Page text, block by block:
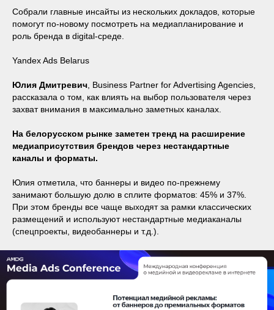
Собрали главные инсайты из нескольких докладов, которые
помогут по-новому посмотреть на медиапланирование и
роль бренда в digital-среде.
Yandex Ads Belarus
Юлия Дмитревич , Business Partner for Advertising Agencies,
рассказала о том, как влиять на выбор пользователя через
захват внимания в максимально заметных каналах.
На белорусском рынке заметен тренд на расширение
медиаприсутствия брендов через нестандартные
каналы и форматы.
Юлия отметила, что баннеры и видео по-прежнему
занимают большую долю в сплите форматов: 45% и 37%.
При этом бренды все чаще выходят за рамки классических
размещений и используют нестандартные медиаканалы
(спецпроекты, видеобаннеры и т.д.).